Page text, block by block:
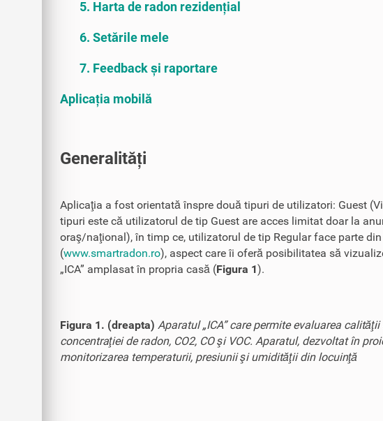
5. Harta de radon rezidențial
6. Setările mele
7. Feedback și raportare
Aplicația mobilă
Generalități
Aplicaţia a fost orientată înspre două tipuri de utilizatori: Guest
tipuri este că utilizatorul de tip Guest are acces limitat doar la
oraş/naţional), în timp ce, utilizatorul de tip Regular face parte
(www.smartradon.ro), aspect care îi oferă posibilitatea să
„ICA” amplasat în propria casă (Figura 1).
Figura 1. (dreapta) Aparatul „ICA” care permite evaluarea
concentraţiei de radon, CO2, CO şi VOC. Aparatul, dezvoltat în
monitorizarea temperaturii, presiunii şi umidităţii din locuinţă